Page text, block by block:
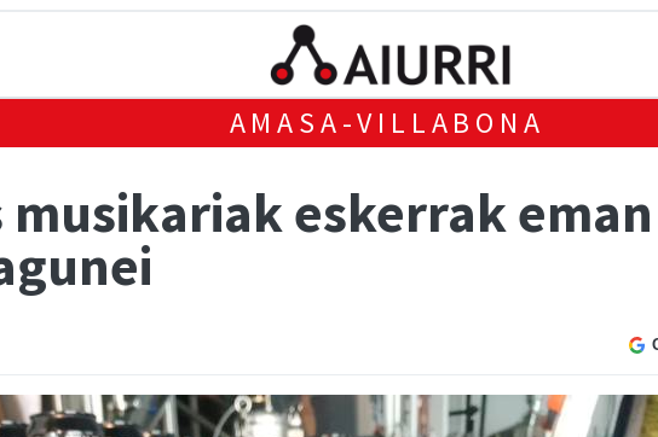
AMASA-VILLABONA
musikariak eskerrak